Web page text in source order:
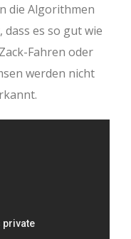
die Algorithmen
es so gut wie
Fahren oder
werden nicht